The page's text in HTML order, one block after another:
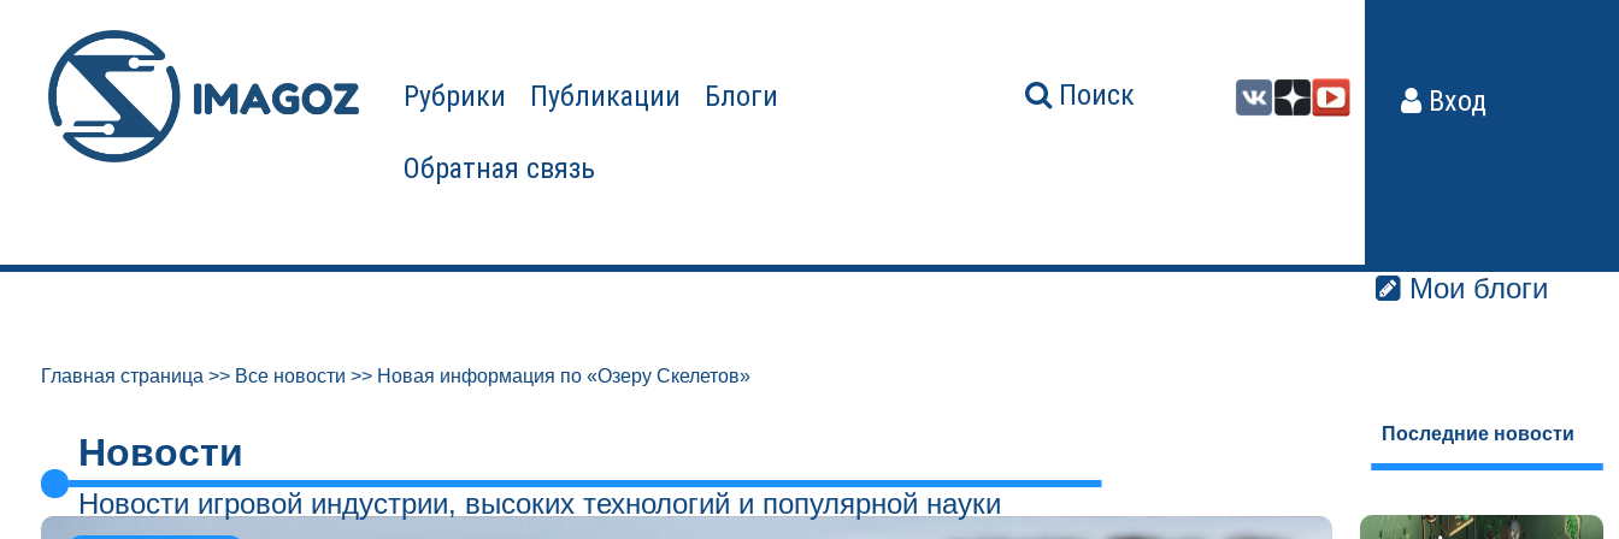
Рубрики Публикации Блоги
Обратная связь
Поиск Вход
Мои блоги
Главная страница >> Все новости >> Новая информация по «Озеру Скелетов»
Новости
Новости игровой индустрии, высоких технологий и популярной науки
Последние новости